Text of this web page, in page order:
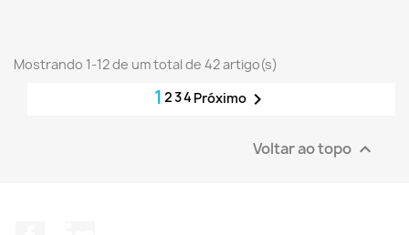
Mostrando 1-12 de um total de 42 artigo(s)
1 234 Próximo 
Voltar ao topo 